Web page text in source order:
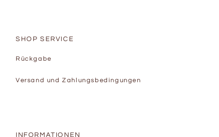
SHOP SERVICE
Rückgabe
Versand und Zahlungsbedingungen
INFORMATIONEN